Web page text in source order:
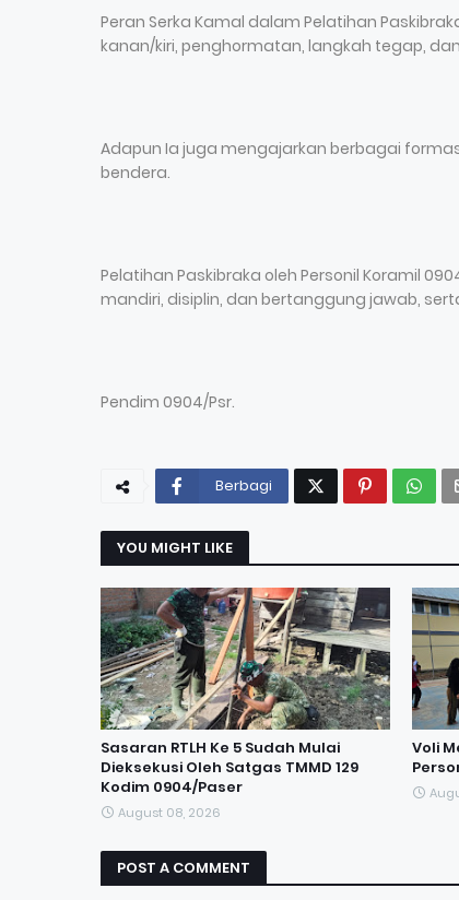
Peran Serka Kamal dalam Pelatihan
kanan/kiri, penghormatan, langkah tegap,
Adapun Ia juga mengajarkan berbagai
bendera.
Pelatihan Paskibraka oleh Personil Koramil
mandiri, disiplin, dan bertanggung jawab,
Pendim 0904/Psr.
Berbagi
YOU MIGHT LIKE
Sasaran RTLH Ke 5 Sudah Mulai
Dieksekusi Oleh Satgas TMMD 129
Kodim 0904/Paser
August 08, 2026
Voli
POST A COMMENT